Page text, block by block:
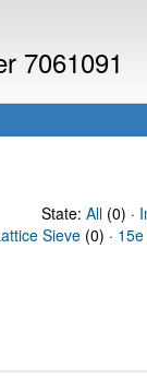
7061091
State: All(0) ·
Sieve (0) ·